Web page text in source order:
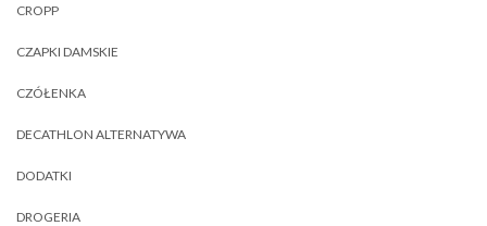
CROPP
CZAPKI DAMSKIE
CZÓŁENKA
DECATHLON ALTERNATYWA
DODATKI
DROGERIA